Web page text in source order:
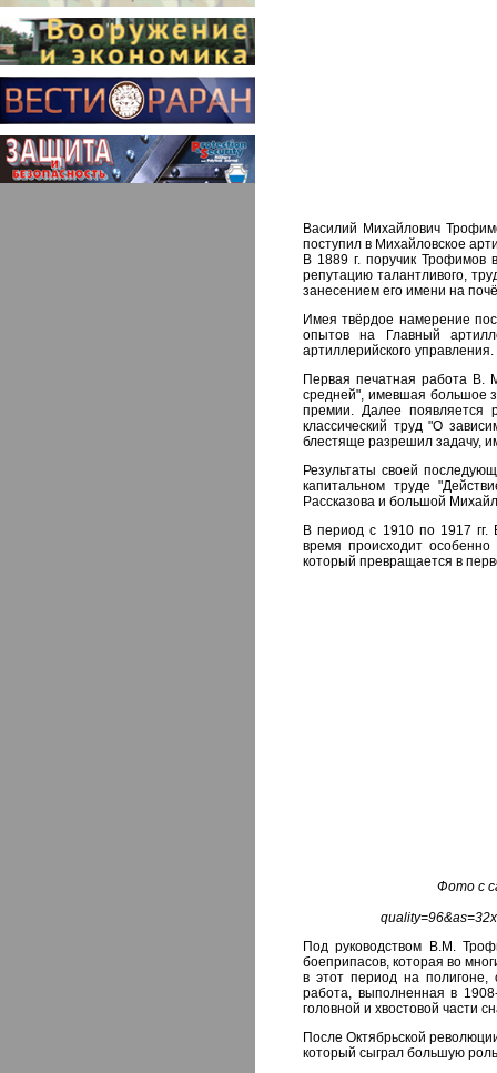
Василий Михайлович
поступил в Михайловское
В 1889 г. поручик Трофимов
репутацию талантливого,
занесением его имени на
Имея твёрдое намерение
опытов на Главный
артиллерийского управления.
Первая печатная работа В.
средней", имевшая большое
премии. Далее появляется
классический труд "О
блестяще разрешил задачу,
Результаты своей
капитальном труде
Рассказова и большой
В период с 1910 по 1917 гг.
время происходит особенно
который превращается в
Фото с
Под руководством В.М.
боеприпасов, которая во
в этот период на полигоне,
работа, выполненная в
головной и хвостовой части
После Октябрьской
который сыграл большую